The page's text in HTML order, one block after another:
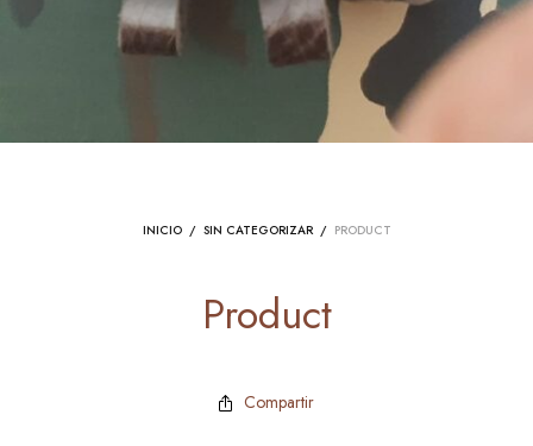
INICIO / SIN CATEGORIZAR / PRODUCT
Product
Compartir